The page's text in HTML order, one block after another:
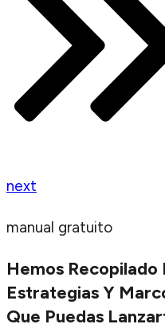
next
manual gratuito
Hemos Recopilado
Estrategias Y
Que Puedas